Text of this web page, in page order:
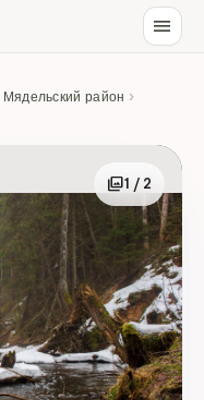
menu
Мядельский район ›
photo_library1 / 2